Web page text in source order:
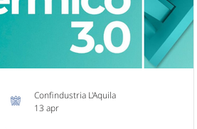
Connettere, Crescere: visione e
strategia per u
Confindustria L'Aquila
13 apr